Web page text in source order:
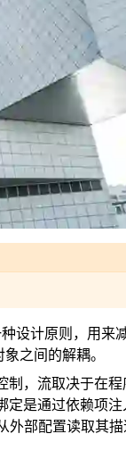
设计原则，用来
之间的解耦。
，流取决于在
定是通过依赖项
外部配置读取其